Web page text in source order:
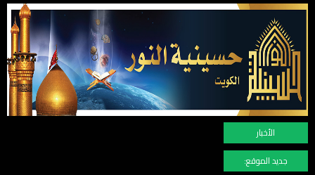
الأخبار
جديد الموقع: